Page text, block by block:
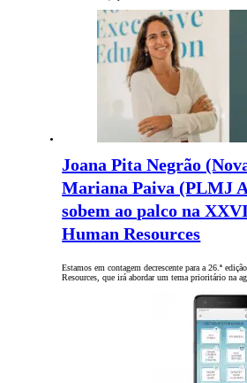
Joana Pita Negrão
Mariana Paiva (PLMJ
sobem ao palco na
Human Resources
Estamos em contagem decrescente para a 26.ª
Resources, que irá abordar um tema prioritário na